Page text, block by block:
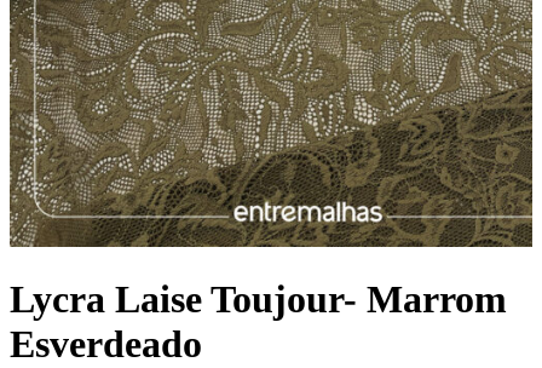
Lycra Laise Toujour- Marrom
Esverdeado